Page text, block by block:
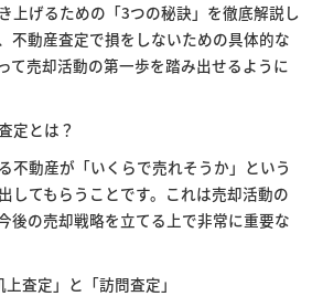
上げるための「3つの秘訣」を徹底解説し
不動産査定で損をしないための具体的な
て売却活動の第一歩を踏み出せるように
定とは？
不動産が「いくらで売れそうか」という
してもらうことです。これは売却活動の
後の売却戦略を立てる上で非常に重要な
査定」と「訪問査定」